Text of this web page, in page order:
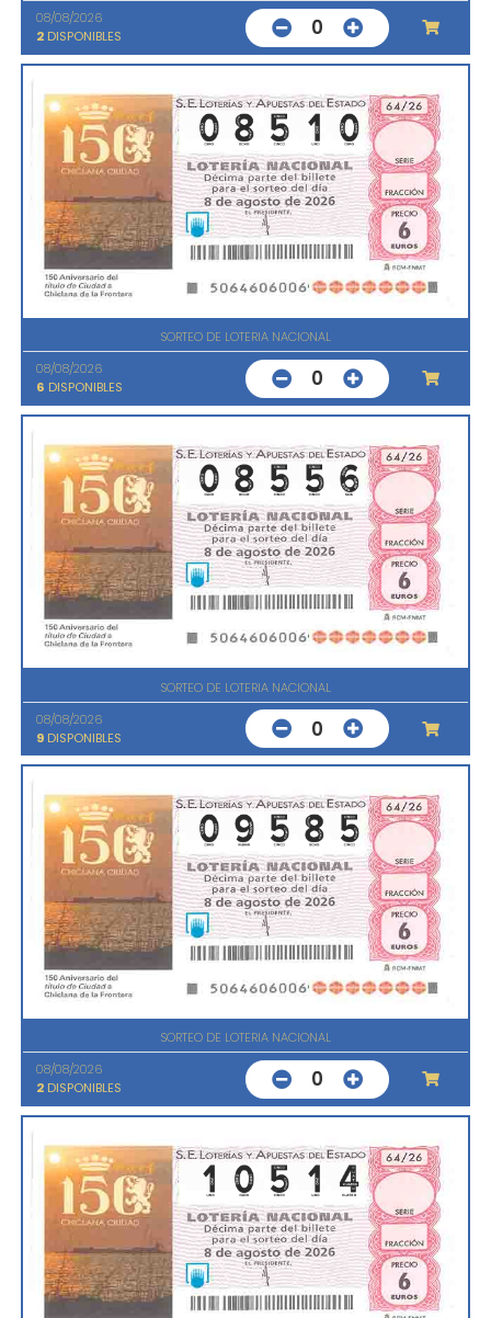
08/08/2026
2 DISPONIBLES 0
SORTEO DE LOTERIA NACIONAL
08/08/2026
6 DISPONIBLES 0
SORTEO DE LOTERIA NACIONAL
08/08/2026
9 DISPONIBLES 0
SORTEO DE LOTERIA NACIONAL
08/08/2026
2 DISPONIBLES 0